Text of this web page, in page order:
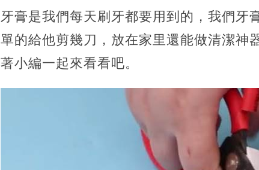
牙膏是我們每天刷牙都要用到的，我們牙
單的給他剪幾刀，放在家里還能做清潔神
著小編一起來看看吧。